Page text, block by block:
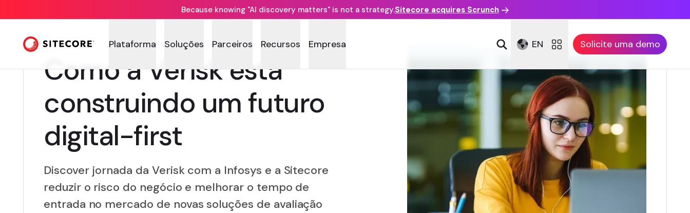
Because knowing "AI discovery matters" is not a strategy.Sitecore acquires Scrunch
Plataforma Soluções Parceiros Recursos Empresa EN Solicite uma demo
Como a Verisk está
construindo um futuro
digital-first
Discover jornada da Verisk com a Infosys e a Sitecore
reduzir o risco do negócio e melhorar o tempo de
entrada no mercado de novas soluções de avaliação